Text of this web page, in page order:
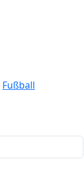
Fußball